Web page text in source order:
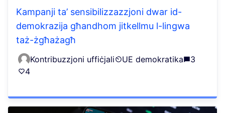
Kampanji ta’ sensibilizzazzjoni dwar id-
demokrazija għandhom jitkellmu l-lingwa
taż-żgħażagħ
Kontribuzzjoni uffiċjali UE demokratika
3
4